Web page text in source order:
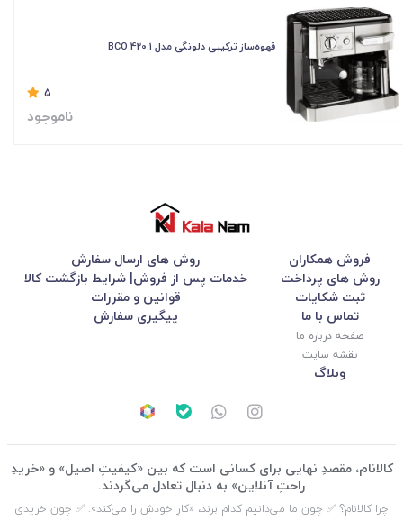
قهوه‌ساز ترکیبی دلونگی مدل 1.BCO 420
5
ناموجود
فروش همکاران
روش های ارسال سفارش
روش های پرداخت
خدمات پس از فروش| شرایط بازگشت کالا
ثبت شکایات
قوانین و مقررات
تماس با ما
صفحه درباره ما
نقشه سایت
پیگیری سفارش
وبلاگ
کالانام، مقصدِ نهایی برای کسانی است که بین «کیفیتِ اصیل» و «خریدِ
راحتِ آنلاین» به دنبال تعادل می‌گردند.
چرا کالانام؟ ✅ چون ما می‌دانیم کدام برند، «کارِ خودش را می‌کند». ✅ چون خریدی